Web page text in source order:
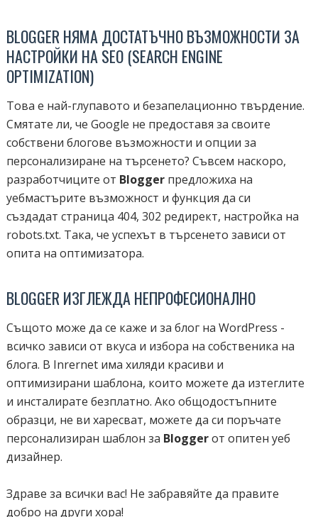
BLOGGER НЯМА ДОСТАТЪЧНО ВЪЗМОЖНОСТИ ЗА
НАСТРОЙКИ НА SEO (SEARCH ENGINE
OPTIMIZATION)
Това е най-глупавото и безапелационно твърдение.
Смятате ли, че Google не предоставя за своите
собствени блогове възможности и опции за
персонализиране на търсенето? Съвсем наскоро,
разработчиците от Bloggerпредложиха на
уебмастърите възможност и функция да си
създадат страница 404, 302 редирект, настройка на
robots.txt. Така, че успехът в търсенето зависи от
опита на оптимизатора.
BLOGGER ИЗГЛЕЖДА НЕПРОФЕСИОНАЛНО
Същото може да се каже и за блог на WordPress -
всичко зависи от вкуса и избора на собственика на
блога. В Inrernet има хиляди красиви и
оптимизирани шаблона, които можете да изтеглите
и инсталирате безплатно. Ако общодостъпните
образци, не ви харесват, можете да си поръчате
персонализиран шаблон за Bloggerот опитен уеб
дизайнер.
Здраве за всички вас! Не забравяйте да правите
добро на други хора!